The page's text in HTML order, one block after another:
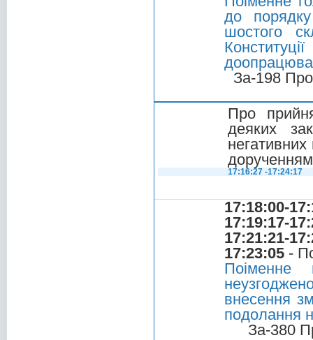
до
шостого
За-198
Про
деяких
негативних
17:16:27 -17:24:17
17:18:00-
17:19:17-
17:21:21-
17:23:05 -
Поіменне
внесення
подолання
За-380